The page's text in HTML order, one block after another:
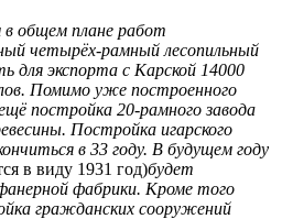
общем плане работ
четырёх-рамный лесопильный
для экспорта с Карской 14000
Помимо уже построенного
постройка 20-рамного завода
Постройка игарского
в 33 году. В будущем году
в виду 1931 год)будет
фабрики. Кроме того
гражданских сооружений